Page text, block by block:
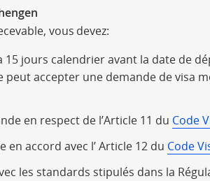
vous devez:
jours calendrier avant la date de
peut accepter une demande de visa
en respect de l’Article 11 du Code
accord avec l’ Article 12 du Code
les standards stipulés dans la